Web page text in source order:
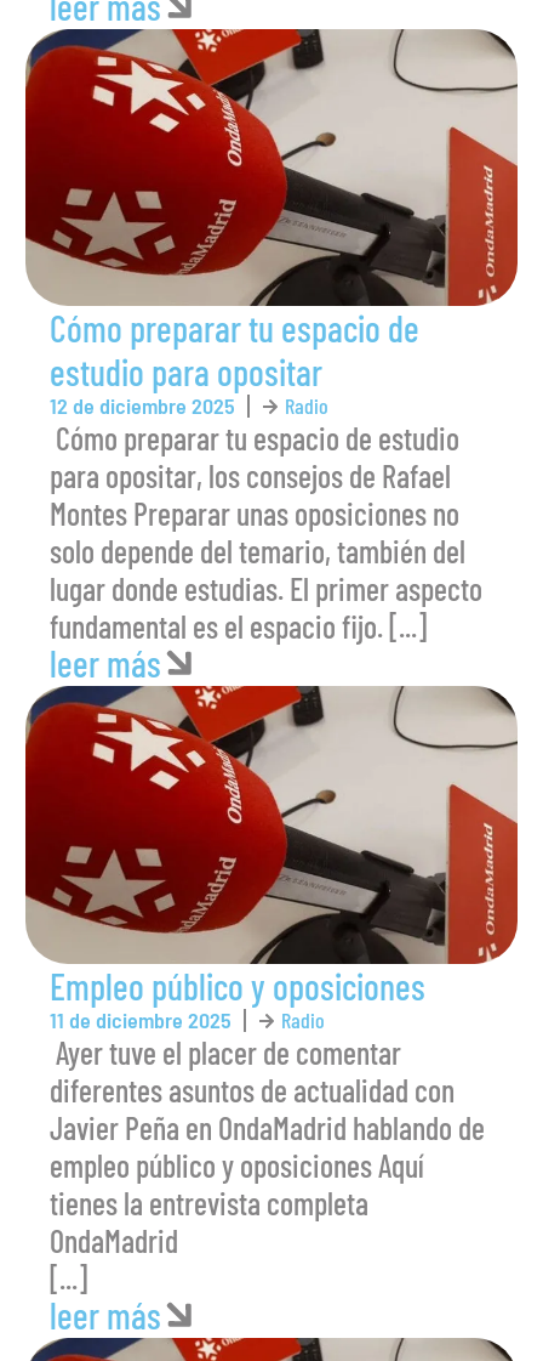
Cómo preparar tu espacio de
estudio para opositar
12 de diciembre 2025 Radio
‍ Cómo preparar tu espacio de estudio
para opositar, los consejos de Rafael
Montes Preparar unas oposiciones no
solo depende del temario, también del
lugar donde estudias. El primer aspecto
fundamental es el espacio fijo. [...]
leer más
Empleo público y oposiciones
11 de diciembre 2025 Radio
️ Ayer tuve el placer de comentar
diferentes asuntos de actualidad con
Javier Peña en OndaMadrid hablando de
empleo público y oposiciones Aquí
tienes la entrevista completa
OndaMadrid
[...]
leer más